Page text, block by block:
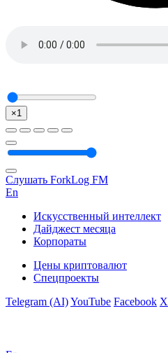
×1
Слушать ForkLog FM
En
Искусственный интеллект
Дайджест месяца
Корпораты
Цены криптовалют
Спецпроекты
Telegram (AI)YouTube Facebook X